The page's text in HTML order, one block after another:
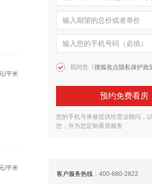
/平米
/平米
我同意《搜狐焦点隐私保护政
预约免费看房
您的手机号将被提供给置业顾问，
您，并为您定制看房服务
客户服务热线 ：400-680-2822